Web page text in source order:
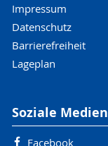
Impressum
Datenschutz
Barrierefreiheit
Lageplan
Soziale Medien
Facebook